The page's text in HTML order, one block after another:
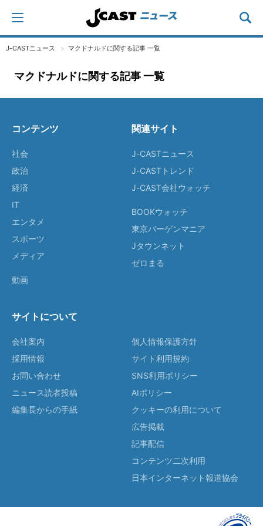
J-CASTニュース マクドナルドに関する記事 一覧
マクドナルドに関する記事 一覧
コンテンツ
社会
政治
経済
IT
エンタメ
スポーツ
メディア
動画
関連サイト
J-CASTニュース
J-CASTトレンド
J-CAST会社ウォッチ
BOOKウォッチ
東京バーゲンマニア
Jタウンネット
ゼロまる
サイトについて
会社案内
採用情報
お問い合わせ
ニュース読者投稿
編集長からの手紙
個人情報保護方針
サイト利用規約
SNS利用ポリシー
AIポリシー
クッキーの利用について
広告掲載
記事配信
コンテンツ二次利用
日本インターネット報道協会